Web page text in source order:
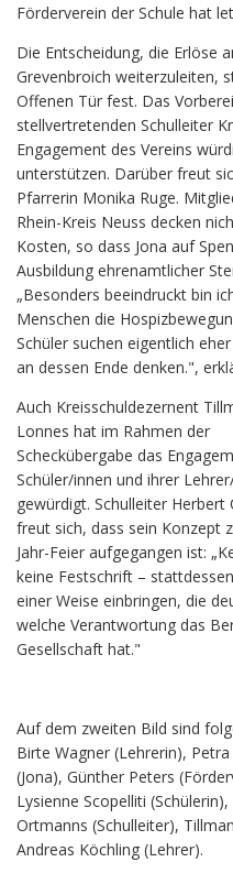
Förderverein der Schule hat
Die Entscheidung, die Erlöse
Grevenbroich weiterzuleiten,
Offenen Tür fest. Das
stellvertretenden Schulleiter
Engagement des Vereins
unterstützen. Darüber freut
Pfarrerin Monika Ruge.
Rhein-Kreis Neuss decken
Kosten, so dass Jona auf
Ausbildung ehrenamtlicher
„Besonders beeindruckt bin
Menschen die
Schüler suchen eigentlich
an dessen Ende denken.",
Auch Kreisschuldezernent
Lonnes hat im Rahmen der
Scheckübergabe das
Schüler/innen und ihrer
gewürdigt. Schulleiter Herbert
freut sich, dass sein Konzept
Jahr-Feier aufgegangen ist:
keine Festschrift –
einer Weise einbringen, die
welche Verantwortung das
Gesellschaft hat."
Auf dem zweiten Bild sind
Birte Wagner (Lehrerin),
(Jona), Günther Peters
Lysienne Scopelliti
Ortmanns (Schulleiter),
Andreas Köchling (Lehrer).